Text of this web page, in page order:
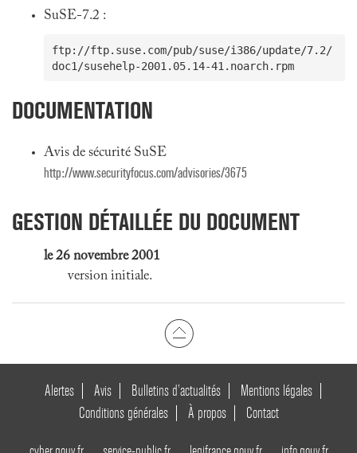
SuSE-7.2 :
ftp://ftp.suse.com/pub/suse/i386/update/7.2/
doc1/susehelp-2001.05.14-41.noarch.rpm
DOCUMENTATION
Avis de sécurité SuSE
http://www.securityfocus.com/advisories/3675
GESTION DÉTAILLÉE DU DOCUMENT
le 26 novembre 2001
version initiale.
Alertes Avis Bulletins d’actualités
Mentions légales
Conditions générales
À propos Contact